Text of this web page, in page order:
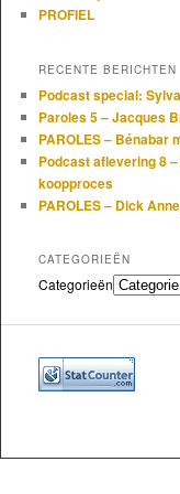
PROFIEL
RECENTE BERICHTEN
Podcast special:
Paroles 5 – Jacques
PAROLES – Bénabar
Podcast aflevering 8
koopproces
PAROLES – Dick
CATEGORIEËN
Categorieën